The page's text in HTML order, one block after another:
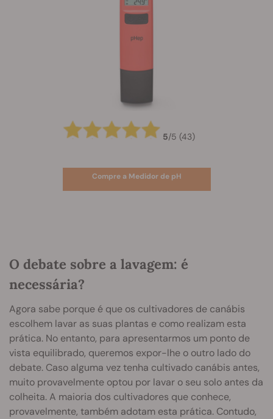
5/5 (43)
Compre a Medidor de pH
O debate sobre a lavagem: é
necessária?
Agora sabe porque é que os cultivadores de canábis
escolhem lavar as suas plantas e como realizam esta
prática. No entanto, para apresentarmos um ponto de
vista equilibrado, queremos expor-lhe o outro lado do
debate. Caso alguma vez tenha cultivado canábis antes,
muito provavelmente optou por lavar o seu solo antes da
colheita. A maioria dos cultivadores que conhece,
provavelmente, também adotam esta prática. Contudo,